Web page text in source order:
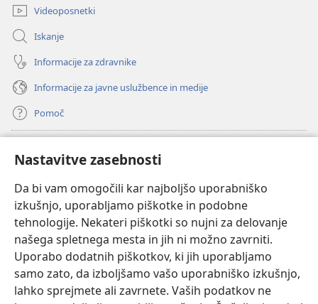
Nastavitve zasebnosti
Da bi vam omogočili kar najboljšo uporabniško
izkušnjo, uporabljamo piškotke in podobne
tehnologije. Nekateri piškotki so nujni za delovanje
našega spletnega mesta in jih ni možno zavrniti.
Uporabo dodatnih piškotkov, ki jih uporabljamo
samo zato, da izboljšamo vašo uporabniško izkušnjo,
lahko sprejmete ali zavrnete. Vaših podatkov ne
Videoposnetki
Iskanje
Informacije za zdravnike
Informacije za javne uslužbence in medije
Pomoč
(odpre
novo
okno) Watchtowerjeva SPLETNA KNJIŽNICA™
(odpre
novo
okno) JW Hub
(odpre
novo
okno)JW Library
Watchtower Library